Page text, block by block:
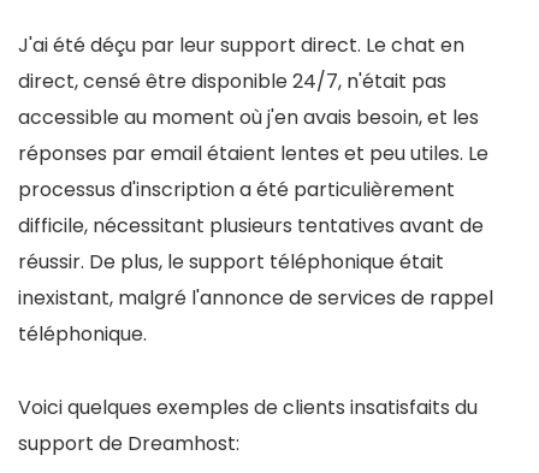
J'ai été déçu par leur support direct. Le chat en
direct, censé être disponible 24/7, n'était pas
accessible au moment où j'en avais besoin, et les
réponses par email étaient lentes et peu utiles. Le
processus d'inscription a été particulièrement
difficile, nécessitant plusieurs tentatives avant de
réussir. De plus, le support téléphonique était
inexistant, malgré l'annonce de services de rappel
téléphonique.
Voici quelques exemples de clients insatisfaits du
support de Dreamhost: